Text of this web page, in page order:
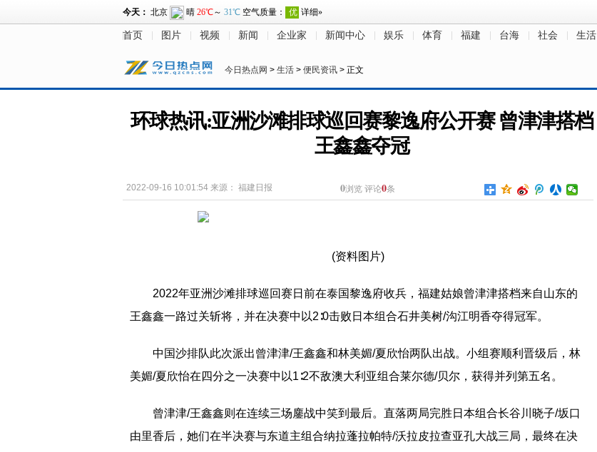
首页 图片 视频 新闻 企业家 新闻中心 娱乐 体育 福建 台海 社会 生活
今日热点网 > 生活 > 便民资讯 > 正文
环球热讯:亚洲沙滩排球巡回赛黎逸府公开赛 曾津津搭档
王鑫鑫夺冠
2022-09-16 10:01:54 来源： 福建日报 0浏览 评论0条
(资料图片)
2022年亚洲沙滩排球巡回赛日前在泰国黎逸府收兵，福建姑娘曾津津搭档来自山东的
王鑫鑫一路过关斩将，并在决赛中以2∶0击败日本组合石井美树/沟江明香夺得冠军。
中国沙排队此次派出曾津津/王鑫鑫和林美媚/夏欣怡两队出战。小组赛顺利晋级后，林
美媚/夏欣怡在四分之一决赛中以1∶2不敌澳大利亚组合莱尔德/贝尔，获得并列第五名。
曾津津/王鑫鑫则在连续三场鏖战中笑到最后。直落两局完胜日本组合长谷川晓子/坂口
由里香后，她们在半决赛与东道主组合纳拉蓬拉帕特/沃拉皮拉查亚孔大战三局，最终在决